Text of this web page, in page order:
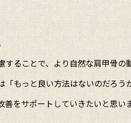
ることで、より自然な肩甲骨の
もっと良い方法はないのだろう
をサポートしていきたいと思い